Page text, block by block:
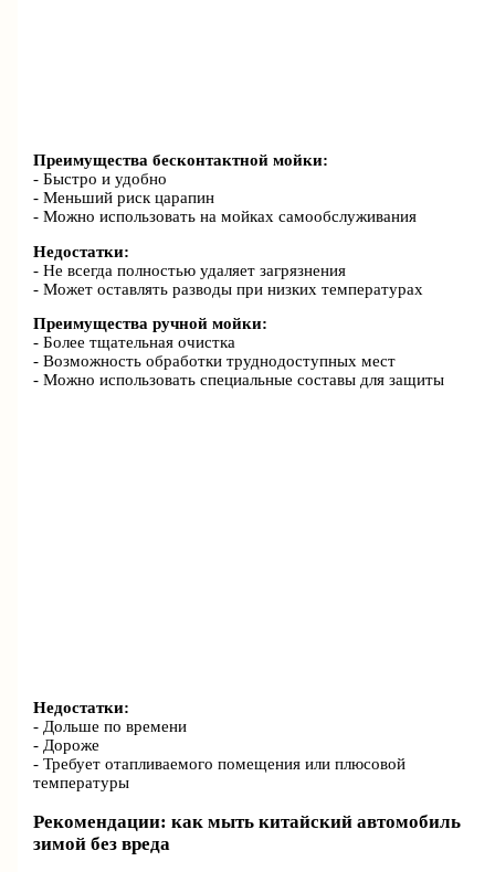
Преимущества бесконтактной мойки:
- Быстро и удобно
- Меньший риск царапин
- Можно использовать на мойках самообслуживания
Недостатки:
- Не всегда полностью удаляет загрязнения
- Может оставлять разводы при низких температурах
Преимущества ручной мойки:
- Более тщательная очистка
- Возможность обработки труднодоступных мест
- Можно использовать специальные составы для защиты
Недостатки:
- Дольше по времени
- Дороже
- Требует отапливаемого помещения или плюсовой
температуры
Рекомендации: как мыть китайский автомобиль
зимой без вреда